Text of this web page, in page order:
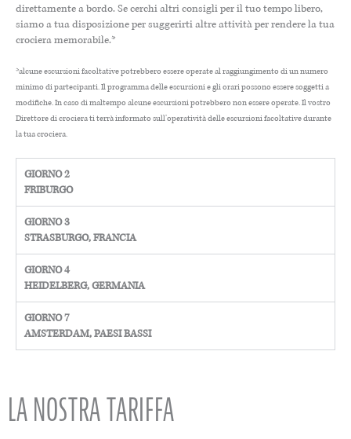
direttamente a bordo. Se cerchi altri consigli per il tuo tempo libero,
siamo a tua disposizione per suggerirti altre attività per rendere la tua
crociera memorabile.*
*alcune escursioni facoltative potrebbero essere operate al raggiungimento di un numero
minimo di partecipanti. Il programma delle escursioni e gli orari possono essere soggetti a
modifiche. In caso di maltempo alcune escursioni potrebbero non essere operate. Il vostro
Direttore di crociera ti terrà informato sull’operatività delle escursioni facoltative durante
la tua crociera.
GIORNO 2
FRIBURGO
GIORNO 3
STRASBURGO, FRANCIA
GIORNO 4
HEIDELBERG, GERMANIA
GIORNO 7
AMSTERDAM, PAESI BASSI
LA NOSTRA TARIFFA